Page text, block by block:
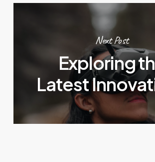
Next Post
Exploring
Latest